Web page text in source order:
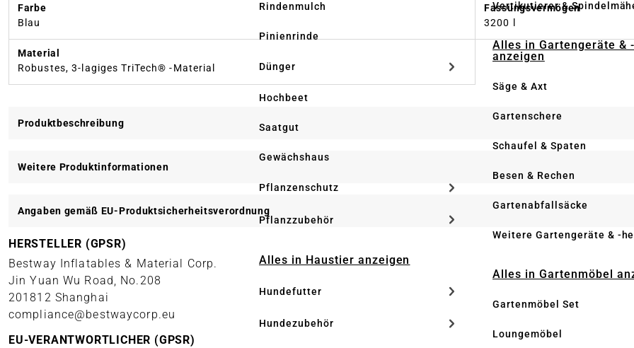
Rindenmulch
Pinienrinde
Dünger
Hochbeet
Saatgut
Gewächshaus
Pflanzenschutz
Pflanzzubehör
Alles in Haustier anzeigen
Hundefutter
Hundezubehör
Vertikutierer &
Alles in Gartengeräte &
anzeigen
Säge & Axt
Gartenschere
Schaufel & Spaten
Besen & Rechen
Gartenabfallsäcke
Weitere Gartengeräte & -
Alles in Gartenmöbel
Gartenmöbel Set
Loungemöbel
Farbe
Blau
Fassungsvermögen
3200 l
Material
Robustes, 3-lagiges TriTech® -Material
Produktbeschreibung
Weitere Produktinformationen
Angaben gemäß EU-Produktsicherheitsverordnung
HERSTELLER (GPSR)
Bestway Inflatables & Material Corp.
Jin Yuan Wu Road, No.208
201812 Shanghai
compliance@bestwaycorp.eu
EU-VERANTWORTLICHER (GPSR)